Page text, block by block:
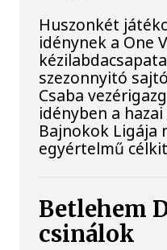
Huszonkét
idénynek a One
szezonnyitó
Csaba
idényben a
Bajnokok Ligája
egyértelmű
Betlehem
csinálok